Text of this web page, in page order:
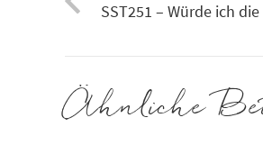
SST251 – Würde ich
Ähnliche